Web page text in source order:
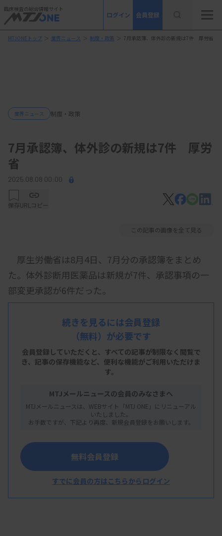
臨床検査の総合情報サイト
ログイン 会員登録
MTJONEトップ ＞ 業界ニュース ＞ 制度・政策 ＞ 7月承認簿、体外診の新規は7件 厚労省
業界ニュース 制度・政策
7月承認簿、体外診の新規は7件 厚労
省
2025.08.08 00:00
保存URLコピー
この記事の画像を全て見る
厚生労働省は8月4日、7月分の承認簿をまとめ
た。体外診断用医薬品は新規が7件、承認事項の一
部変更承認が6件だった。
7月承認簿
続きを見るには会員登録
（無料）が必要です
会員登録していただくと、すべての記事が制限なく閲覧で
き、 記事の保存機能など、便利な機能がご利用いただけま
す。
MTJメールニュースの会員のみなさまへ
MTJメールニュースは、WEBサイト「MTJ ONE」にリニューアル
いたしました。
お手数ですが、下記より再度、新規会員登録をお願いします。
無料会員登録
すでに会員の方はこちらからログイン